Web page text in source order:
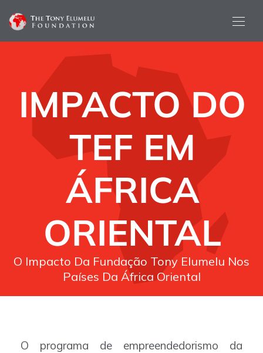
IMPACTO DO
TEF EM
ÁFRICA
ORIENTAL
O Impacto Da Fundação Tony Elumelu Nos
Países Da África Oriental
O programa de empreendedorismo da